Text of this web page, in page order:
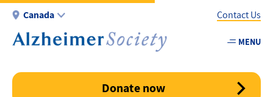
Skip
main
Canada
Utility
-
Canada
Contact Us
MENU
Donate now